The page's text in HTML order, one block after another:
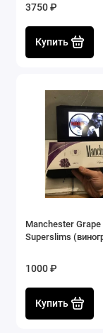
3750 ₽
Купить
Manchester Grape
Superslims
1000 ₽
Купить